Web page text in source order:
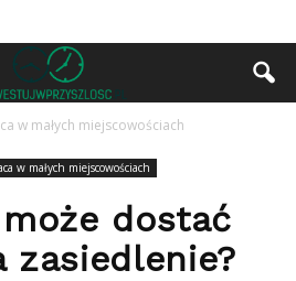
w małych miejscowościach
w małych miejscowościach
dostać
zasiedlenie?